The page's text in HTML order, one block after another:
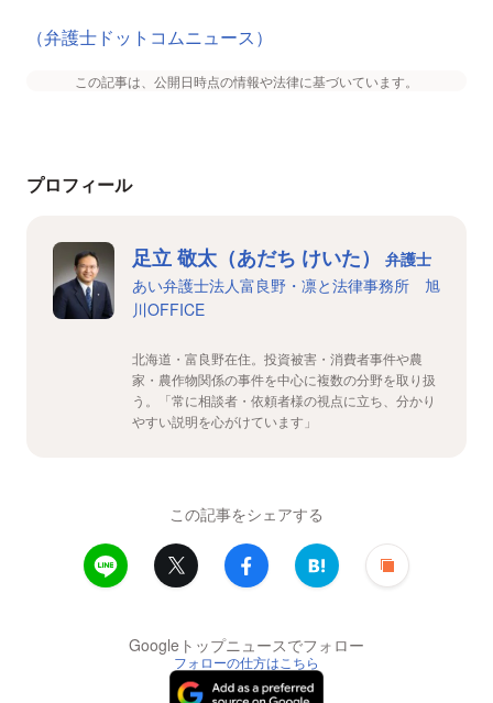
（弁護士ドットコムニュース）
この記事は、公開日時点の情報や法律に基づいています。
プロフィール
足立 敬太（あだち けいた）
弁護士
あい弁護士法人富良野・凛と法律事務所 旭
川OFFICE
北海道・富良野在住。投資被害・消費者事件や農
家・農作物関係の事件を中心に複数の分野を取り扱
う。「常に相談者・依頼者様の視点に立ち、分かり
やすい説明を心がけています」
この記事をシェアする
Googleトップニュースでフォロー
フォローの仕方はこちら